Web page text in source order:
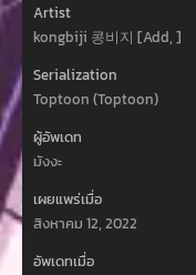
Artist
kongbiji 콩비지 [Add, ]
Serialization
Toptoon (Toptoon)
ผู้อัพเดท
มังงะ
เผยแพร่เมื่อ
สิงหาคม 12, 2022
อัพเดทเมื่อ